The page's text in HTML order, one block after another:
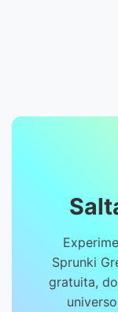
Sprunki
gratuita,